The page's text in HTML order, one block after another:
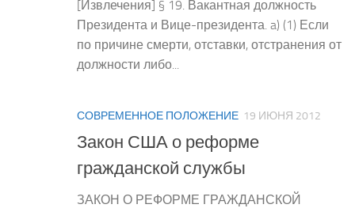
[Извлечения] § 19. Вакантная должность
Президента и Вице-президента. a) (1) Если
по причине смерти, отставки, отстранения от
должности либо...
СОВРЕМЕННОЕ ПОЛОЖЕНИЕ 19 ИЮНЯ 2012
Закон США о реформе
гражданской службы
ЗАКОН О РЕФОРМЕ ГРАЖДАНСКОЙ